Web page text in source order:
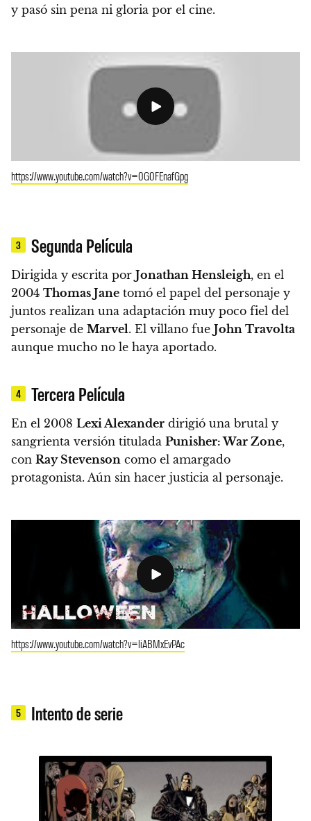
y pasó sin pena ni gloria por el cine.
https://www.youtube.com/watch?v=0G0FEnafGpg
3 Segunda Película
Dirigida y escrita por Jonathan Hensleigh, en el
2004 Thomas Jane tomó el papel del personaje y
juntos realizan una adaptación muy poco fiel del
personaje de Marvel. El villano fue John Travolta
aunque mucho no le haya aportado.
4 Tercera Película
En el 2008 Lexi Alexander dirigió una brutal y
sangrienta versión titulada Punisher: War Zone,
con Ray Stevenson como el amargado
protagonista. Aún sin hacer justicia al personaje.
https://www.youtube.com/watch?v=liABMxEvPAc
5 Intento de serie